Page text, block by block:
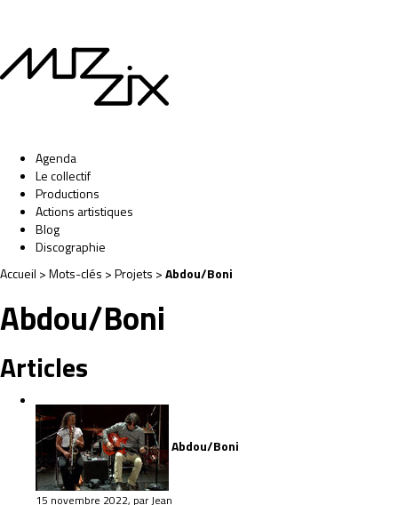
Agenda
Le collectif
Productions
Actions artistiques
Blog
Discographie
Accueil > Mots-clés > Projets >Abdou/Boni
Abdou/Boni
Articles
Abdou/Boni
15 novembre 2022, par Jean